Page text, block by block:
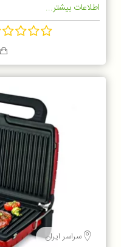
اطلاعات بیشتر...
0
سراسر ایران